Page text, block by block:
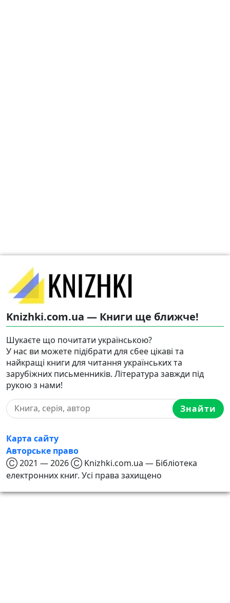
Knizhki.com.ua — Книги ще ближче!
Шукаєте що почитати українською?
У нас ви можете підібрати для сбее цікаві та
найкращі книги для читання українських та
зарубіжних письменників. Література завжди під
рукою з нами!
Знайти
Карта сайту
Авторське право
Ⓒ 2021 — 2026 Ⓒ Knizhki.com.ua — Бібліотека
електронних книг. Усі права захищено